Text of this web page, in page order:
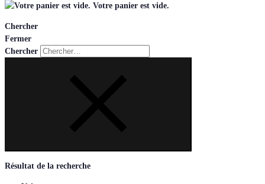
Votre panier est vide.
Chercher
Fermer
Chercher
Résultat de la recherche